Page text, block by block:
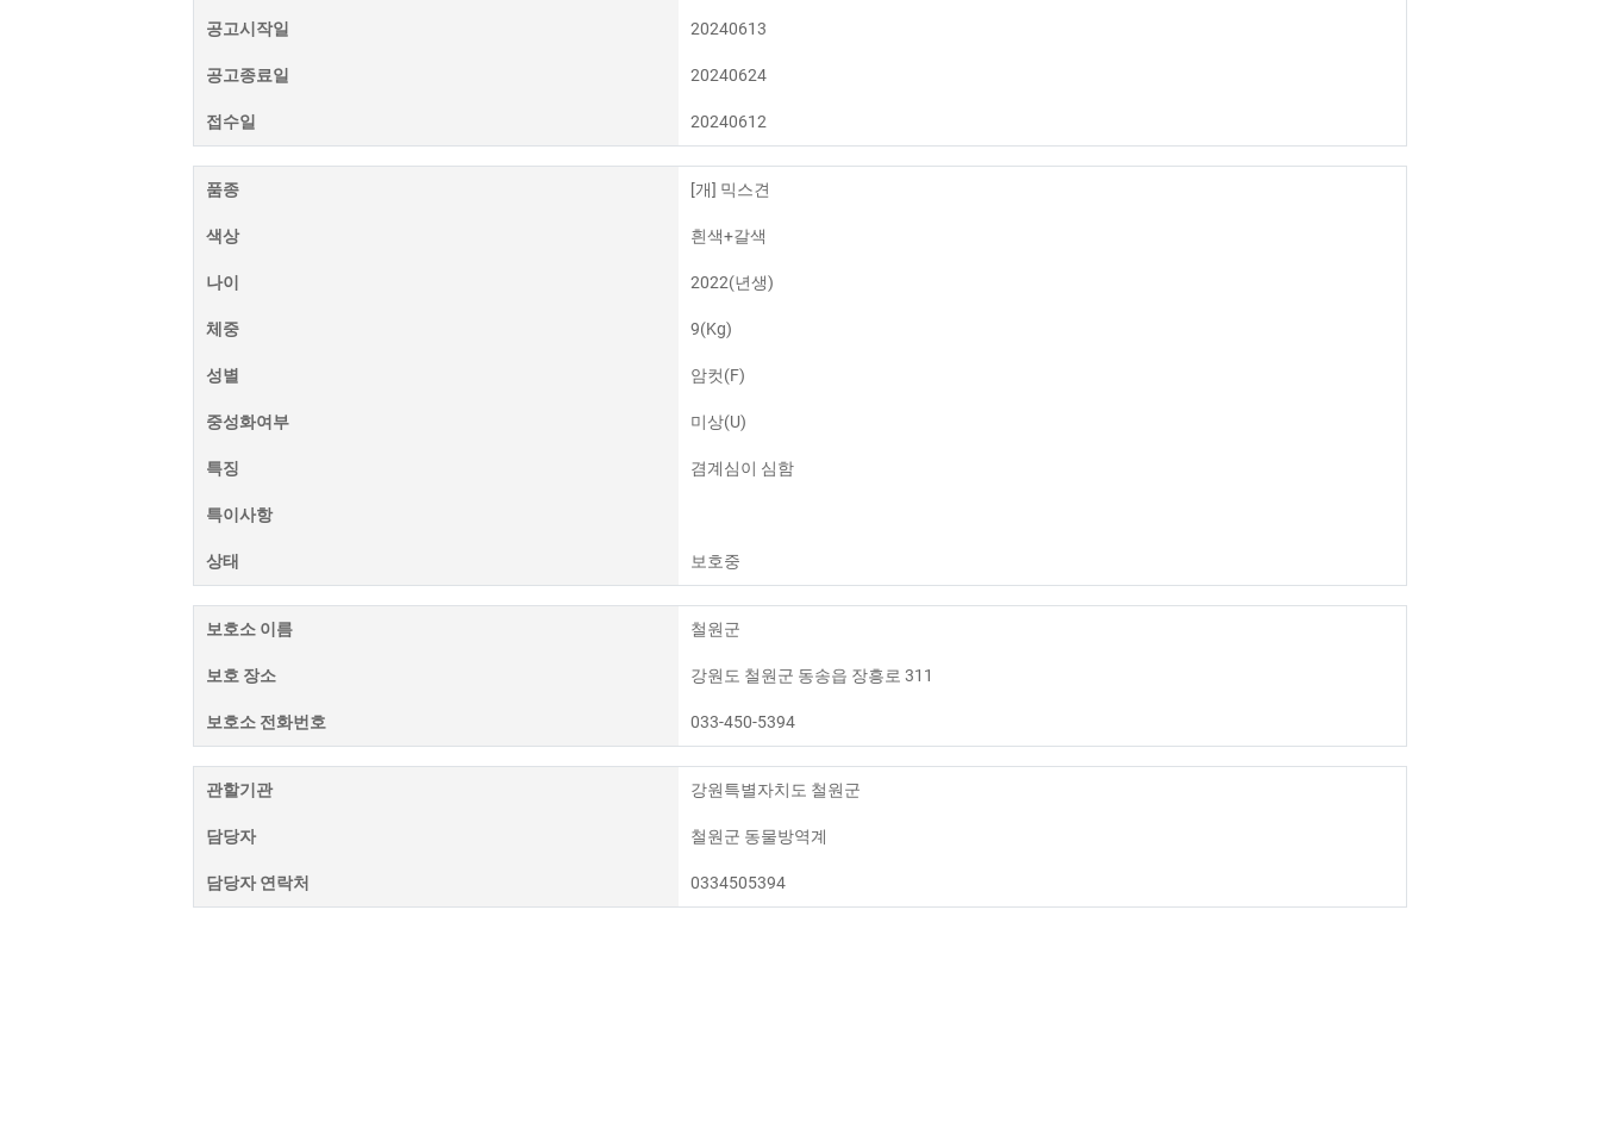
공고시작일 20240613
공고종료일 20240624
접수일 20240612
품종 [개] 믹스견
색상 흰색+갈색
나이 2022(년생)
체중 9(Kg)
성별 암컷(F)
중성화여부 미상(U)
특징 겸계심이 심함
특이사항
상태 보호중
보호소 이름 철원군
보호 장소 강원도 철원군 동송읍 장흥로 311
보호소 전화번호 033-450-5394
관할기관 강원특별자치도 철원군
담당자 철원군 동물방역계
담당자 연락처 0334505394